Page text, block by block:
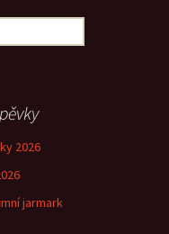
2026
jarmark